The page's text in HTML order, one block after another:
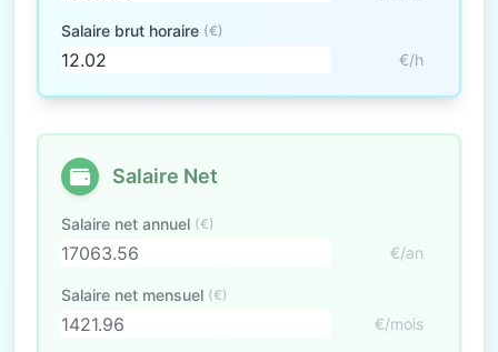
Salaire brut horaire (€)
€/h
Salaire Net
Salaire net annuel (€)
€/an
Salaire net mensuel (€)
€/mois